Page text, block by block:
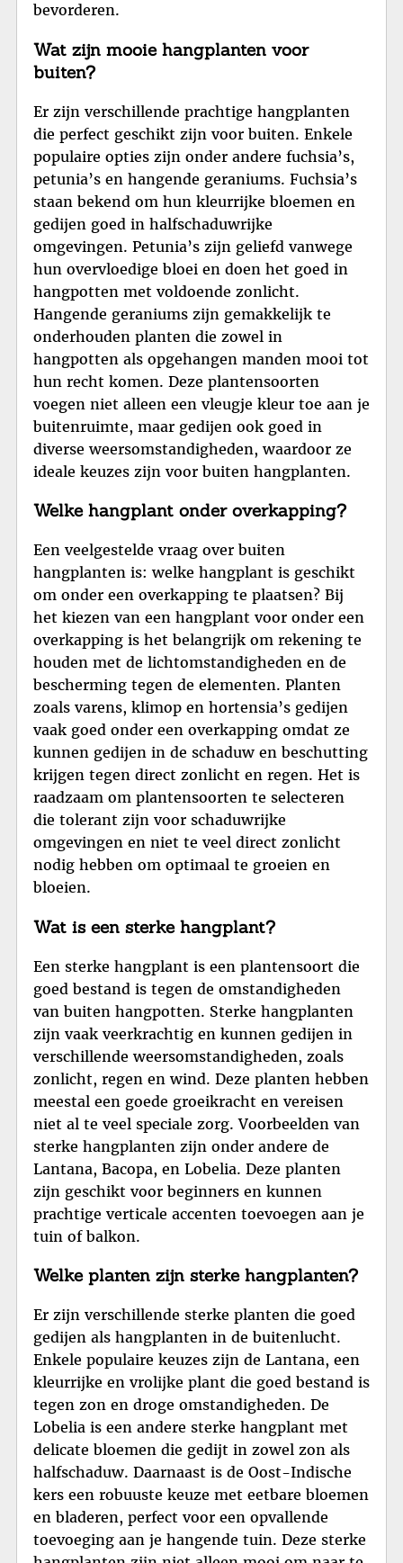
bevorderen.
Wat zijn mooie hangplanten voor
buiten?
Er zijn verschillende prachtige hangplanten
die perfect geschikt zijn voor buiten. Enkele
populaire opties zijn onder andere fuchsia’s,
petunia’s en hangende geraniums. Fuchsia’s
staan bekend om hun kleurrijke bloemen en
gedijen goed in halfschaduwrijke
omgevingen. Petunia’s zijn geliefd vanwege
hun overvloedige bloei en doen het goed in
hangpotten met voldoende zonlicht.
Hangende geraniums zijn gemakkelijk te
onderhouden planten die zowel in
hangpotten als opgehangen manden mooi tot
hun recht komen. Deze plantensoorten
voegen niet alleen een vleugje kleur toe aan je
buitenruimte, maar gedijen ook goed in
diverse weersomstandigheden, waardoor ze
ideale keuzes zijn voor buiten hangplanten.
Welke hangplant onder overkapping?
Een veelgestelde vraag over buiten
hangplanten is: welke hangplant is geschikt
om onder een overkapping te plaatsen? Bij
het kiezen van een hangplant voor onder een
overkapping is het belangrijk om rekening te
houden met de lichtomstandigheden en de
bescherming tegen de elementen. Planten
zoals varens, klimop en hortensia’s gedijen
vaak goed onder een overkapping omdat ze
kunnen gedijen in de schaduw en beschutting
krijgen tegen direct zonlicht en regen. Het is
raadzaam om plantensoorten te selecteren
die tolerant zijn voor schaduwrijke
omgevingen en niet te veel direct zonlicht
nodig hebben om optimaal te groeien en
bloeien.
Wat is een sterke hangplant?
Een sterke hangplant is een plantensoort die
goed bestand is tegen de omstandigheden
van buiten hangpotten. Sterke hangplanten
zijn vaak veerkrachtig en kunnen gedijen in
verschillende weersomstandigheden, zoals
zonlicht, regen en wind. Deze planten hebben
meestal een goede groeikracht en vereisen
niet al te veel speciale zorg. Voorbeelden van
sterke hangplanten zijn onder andere de
Lantana, Bacopa, en Lobelia. Deze planten
zijn geschikt voor beginners en kunnen
prachtige verticale accenten toevoegen aan je
tuin of balkon.
Welke planten zijn sterke hangplanten?
Er zijn verschillende sterke planten die goed
gedijen als hangplanten in de buitenlucht.
Enkele populaire keuzes zijn de Lantana, een
kleurrijke en vrolijke plant die goed bestand is
tegen zon en droge omstandigheden. De
Lobelia is een andere sterke hangplant met
delicate bloemen die gedijt in zowel zon als
halfschaduw. Daarnaast is de Oost-Indische
kers een robuuste keuze met eetbare bloemen
en bladeren, perfect voor een opvallende
toevoeging aan je hangende tuin. Deze sterke